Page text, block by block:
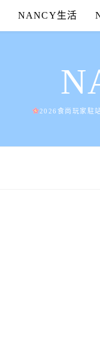
NANCY生活
2026食尚玩家駐